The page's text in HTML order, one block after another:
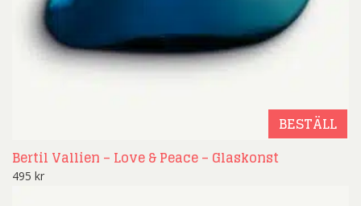
BESTÄLL
Bertil Vallien – Love & Peace – Glaskonst
495 kr